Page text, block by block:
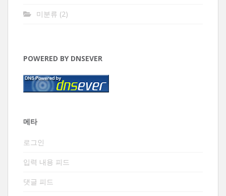
미분류 (2)
POWERED BY DNSEVER
메타
로그인
입력 내용 피드
댓글 피드